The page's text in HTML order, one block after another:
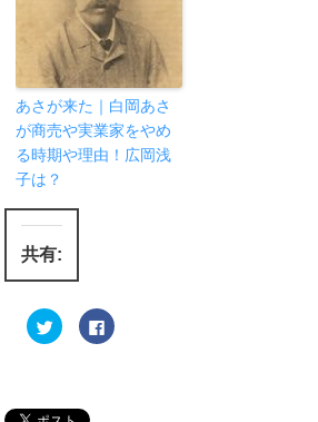
あさが来た｜白岡あさ
が商売や実業家をやめ
る時期や理由！広岡浅
子は？
共有:
ク
リ
w
F
a